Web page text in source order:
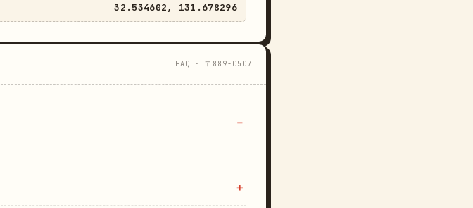
32.534602, 131.678296
FAQ · 〒889-0507